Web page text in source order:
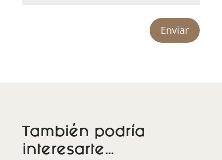
Enviar
También podría
interesarte…